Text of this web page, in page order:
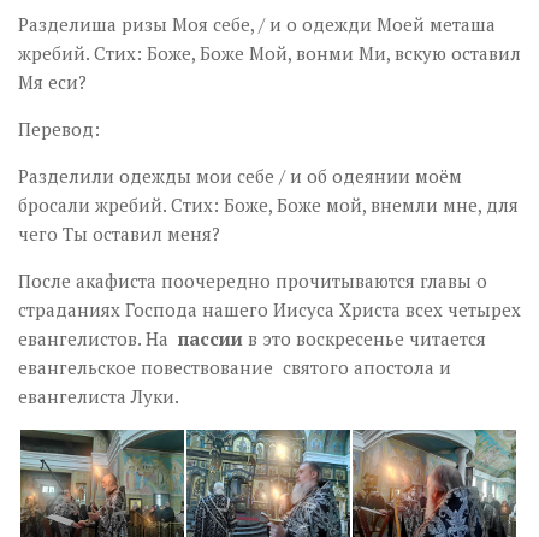
Разделиша ризы Моя себе, / и о одежди Моей меташа
жребий. Стих: Боже, Боже Мой, вонми Ми, вскую оставил
Мя еси?
Перевод:
Разделили одежды мои себе / и об одеянии моём
бросали жребий. Стих: Боже, Боже мой, внемли мне, для
чего Ты оставил меня?
После акафиста поочередно прочитываются главы о
страданиях Господа нашего Иисуса Христа всех четырех
евангелистов. На пассии в это воскресенье читается
евангельское повествование святого апостола и
евангелиста Луки.